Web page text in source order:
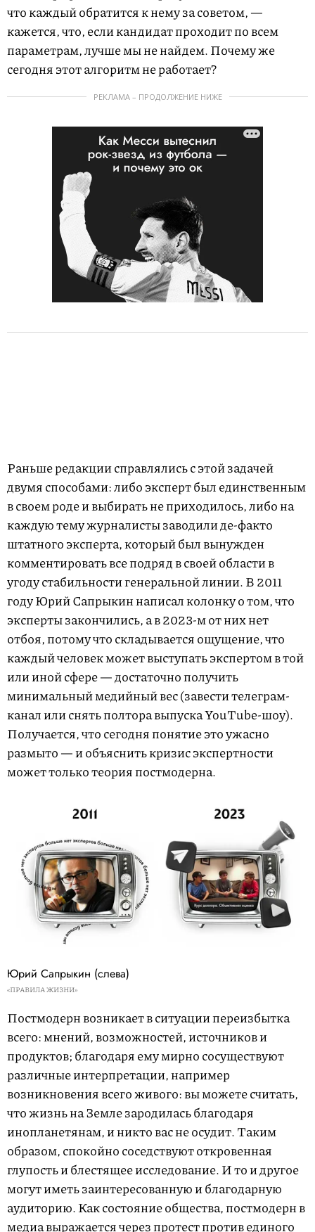
что каждый обратится к нему за советом, —
кажется, что, если кандидат проходит по всем
параметрам, лучше мы не найдем. Почему же
сегодня этот алгоритм не работает?
РЕКЛАМА – ПРОДОЛЖЕНИЕ НИЖЕ
Раньше редакции справлялись с этой задачей
двумя способами: либо эксперт был единственным
в своем роде и выбирать не приходилось, либо на
каждую тему журналисты заводили де-факто
штатного эксперта, который был вынужден
комментировать все подряд в своей области в
угоду стабильности генеральной линии. В 2011
году Юрий Сапрыкин написал колонку о том, что
эксперты закончились, а в 2023-м от них нет
отбоя, потому что складывается ощущение, что
каждый человек может выступать экспертом в той
или иной сфере — достаточно получить
минимальный медийный вес (завести телеграм-
канал или снять полтора выпуска YouTube-шоу).
Получается, что сегодня понятие это ужасно
размыто — и объяснить кризис экспертности
может только теория постмодерна.
Юрий Сапрыкин (слева)
«ПРАВИЛА ЖИЗНИ»
Постмодерн возникает в ситуации переизбытка
всего: мнений, возможностей, источников и
продуктов; благодаря ему мирно сосуществуют
различные интерпретации, например
возникновения всего живого: вы можете считать,
что жизнь на Земле зародилась благодаря
инопланетянам, и никто вас не осудит. Таким
образом, спокойно соседствуют откровенная
глупость и блестящее исследование. И то и другое
могут иметь заинтересованную и благодарную
аудиторию. Как состояние общества, постмодерн в
медиа выражается через протест против единого